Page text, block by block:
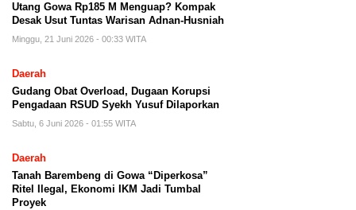
Utang Gowa Rp185 M Menguap? Kompak
Desak Usut Tuntas Warisan Adnan-Husniah
Minggu, 21 Juni 2026 - 00:33 WITA
Daerah
Gudang Obat Overload, Dugaan Korupsi
Pengadaan RSUD Syekh Yusuf Dilaporkan
Sabtu, 6 Juni 2026 - 01:55 WITA
Daerah
Tanah Barembeng di Gowa “Diperkosa”
Ritel Ilegal, Ekonomi IKM Jadi Tumbal
Proyek